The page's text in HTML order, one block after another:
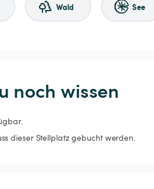
Wald See
noch wissen
dieser Stellplatz gebucht werden.